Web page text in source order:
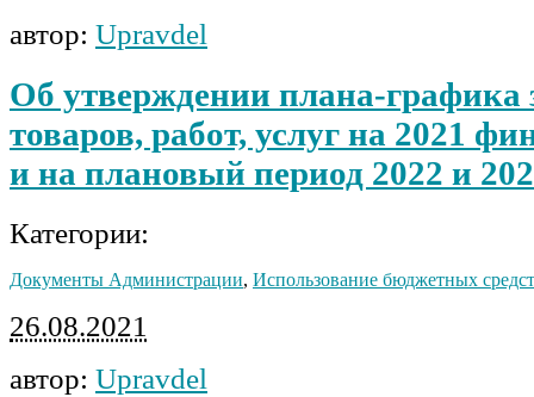
автор: Upravdel
Об утверждении плана-графика
товаров, работ, услуг на 2021
и на плановый период 2022 и
Категории:
Документы Администрации, Использование бюджетных
26.08.2021
автор: Upravdel